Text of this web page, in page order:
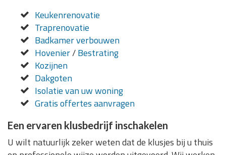
Keukenrenovatie
Traprenovatie
Badkamer verbouwen
Hovenier/Bestrating
Kozijnen
Dakgoten
Isolatie van uw woning
Gratis offertes aanvragen
Een ervaren klusbedrijf inschakelen
U wilt natuurlijk zeker weten dat de klusjes bij u thuis